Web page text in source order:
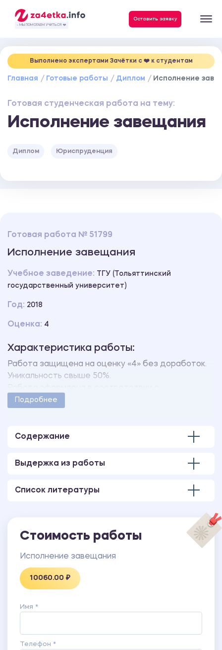
- МЫ ПОМОГАЕМ УЧИТЬСЯ ❤️
Оставить заявку
Выполнено экспертами Зачётки c ❤️ к студентам
Главная Готовые работы Диплом Исполнение
Готовая студенческая работа на тему:
Исполнение завещания
Диплом Юриспруденция
Готовая работа № 51799
Исполнение завещания
Учебное заведение:
ТГУ (Тольяттинский
государственный университет)
Год: 2018
Оценка: 4
Характеристика работы:
Работа защищена на оценку «4» без доработок.
Уникальность свыше 50%.
методическими указаниями учебного заведения.
Подробнее
Содержание
Выдержка из работы
Список литературы
Стоимость работы
Исполнение завещания
10060.00 ₽
Имя *
Телефон *